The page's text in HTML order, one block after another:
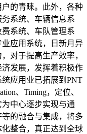
的青睐。此外，各种
系统、车辆信息系
系统、车队管理系
应用系统，日新月异
对于提高生产效率，
发展，发挥着积极作
应用业已拓展到PNT
、Timing，定位、
中心逐步实现与通
的融合与集成，将多
整合，真正达到全球